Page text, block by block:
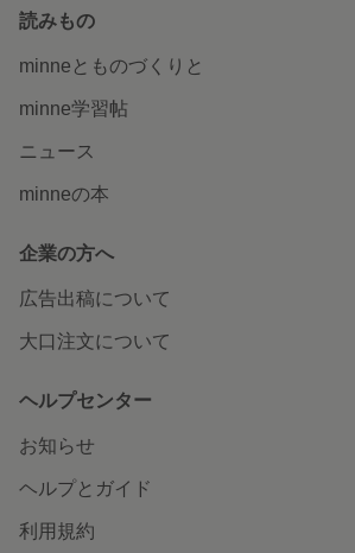
読みもの
minneとものづくりと
minne学習帖
ニュース
minneの本
企業の方へ
広告出稿について
大口注文について
ヘルプセンター
お知らせ
ヘルプとガイド
利用規約